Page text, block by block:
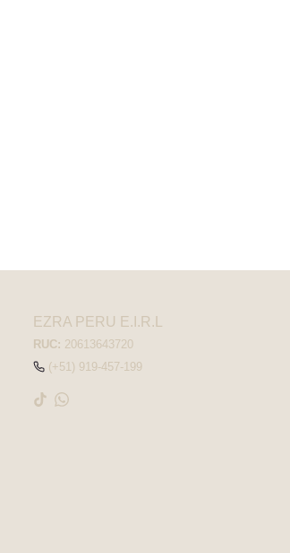
EZRA PERU E.I.R.L
RUC: 20613643720
(+51) 919-457-199